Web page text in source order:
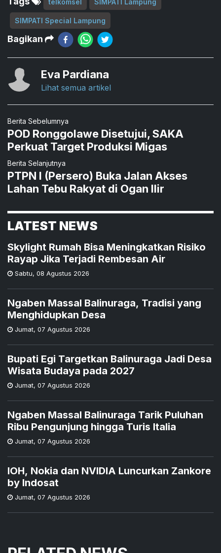
telkomsel SIMPATI Lampung
SIMPATI Special Lampung
Bagikan
Eva Pardiana
Lihat semua artikel
Berita Sebelumnya
POD Ronggolawe Disetujui, SAKA
Perkuat Target Produksi Migas
Berita Selanjutnya
PTPN I (Persero) Buka Jalan Akses
Lahan Tebu Rakyat di Ogan Ilir
LATEST NEWS
Skylight Rumah Bisa Meningkatkan Risiko
Rayap Jika Terjadi Rembesan Air
Sabtu, 08 Agustus 2026
Ngaben Massal Balinuraga, Tradisi yang
Menghidupkan Desa
Jumat, 07 Agustus 2026
Bupati Egi Targetkan Balinuraga Jadi Desa
Wisata Budaya pada 2027
Jumat, 07 Agustus 2026
Ngaben Massal Balinuraga Tarik Puluhan
Ribu Pengunjung hingga Turis Italia
Jumat, 07 Agustus 2026
IOH, Nokia dan NVIDIA Luncurkan Zankore
by Indosat
Jumat, 07 Agustus 2026